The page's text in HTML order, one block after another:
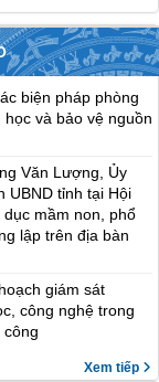
biện pháp phòng
và bảo vệ nguồn
Văn Lượng, Ủy
UBND tỉnh tại Hội
mầm non, phổ
lập trên địa bàn
giám sát
công nghệ trong
công
Xem tiếp